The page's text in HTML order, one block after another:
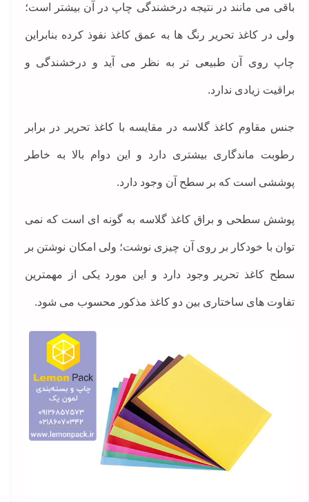
باقی می مانند در نتیجه درخشندگی چاپ در آن بیشتر است؛
ولی در کاغذ تحریر رنگ ها به عمق کاغذ نفوذ کرده بنابراین
چاپ روی آن طبیعی تر به نظر می آید و درخشندگی و
براقیت زیادی ندارد.
جنس مقاوم کاغذ گلاسه در مقایسه با کاغذ تحریر در برابر
رطوبت ماندگاری بیشتری دارد و این دوام بالا به خاطر
پوششی است که بر سطح آن وجود دارد.
پوشش سطحی و براق کاغذ گلاسه به گونه ای است که نمی
توان با خودکار بر روی آن چیزی نوشت؛ ولی امکان نوشتن بر
سطح کاغذ تحریر وجود دارد و این مورد یکی از مهمترین
تفاوت های ساختاری بین دو کاغذ مذکور محسوب می شود.